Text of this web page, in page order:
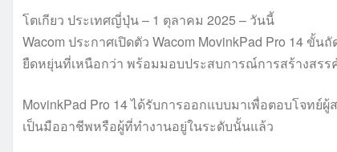
โตเกียว ประเทศญี่ปุ่น – 1 ตุลาคม 2025 – วันนี้
Wacom ประกาศเปิดตัว Wacom MovinkPad Pro 14 ขั้
ยืดหยุ่นที่เหนือกว่า พร้อมมอบประสบการณ์การสร้างสรร
MovinkPad Pro 14 ได้รับการออกแบบมาเพื่อตอบโจทย์
เป็นมืออาชีพหรือผู้ที่ทำงานอยู่ในระดับนั้นแล้ว